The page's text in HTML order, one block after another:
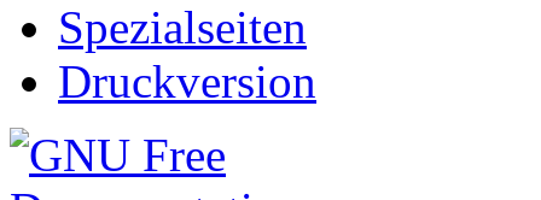
Spezialseiten
Druckversion